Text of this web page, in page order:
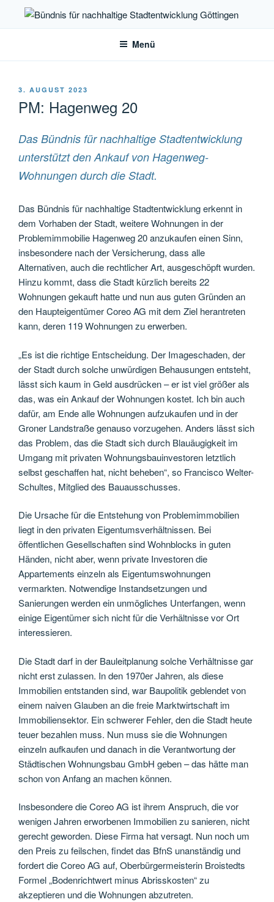
Bündnis für nachhaltige
Stadtentwicklung Göttingen
Menü
VERÖFFENTLICHT
3. AUGUST 2023
PM: Hagenweg 20
Das Bündnis für nachhaltige Stadtentwicklung
unterstützt den Ankauf von Hagenweg-
Wohnungen durch die Stadt.
Das Bündnis für nachhaltige Stadtentwicklung erkennt in
dem Vorhaben der Stadt, weitere Wohnungen in der
Problemimmobilie Hagenweg 20 anzukaufen einen Sinn,
insbesondere nach der Versicherung, dass alle
Alternativen, auch die rechtlicher Art, ausgeschöpft wurden.
Hinzu kommt, dass die Stadt kürzlich bereits 22
Wohnungen gekauft hatte und nun aus guten Gründen an
den Haupteigentümer Coreo AG mit dem Ziel herantreten
kann, deren 119 Wohnungen zu erwerben.
„Es ist die richtige Entscheidung. Der Imageschaden, der
der Stadt durch solche unwürdigen Behausungen entsteht,
lässt sich kaum in Geld ausdrücken – er ist viel größer als
das, was ein Ankauf der Wohnungen kostet. Ich bin auch
dafür, am Ende alle Wohnungen aufzukaufen und in der
Groner Landstraße genauso vorzugehen. Anders lässt sich
das Problem, das die Stadt sich durch Blauäugigkeit im
Umgang mit privaten Wohnungsbauinvestoren letztlich
selbst geschaffen hat, nicht beheben“, so Francisco Welter-
Schultes, Mitglied des Bauausschusses.
Die Ursache für die Entstehung von Problemimmobilien
liegt in den privaten Eigentumsverhältnissen. Bei
öffentlichen Gesellschaften sind Wohnblocks in guten
Händen, nicht aber, wenn private Investoren die
Appartements einzeln als Eigentumswohnungen
vermarkten. Notwendige Instandsetzungen und
Sanierungen werden ein unmögliches Unterfangen, wenn
einige Eigentümer sich nicht für die Verhältnisse vor Ort
interessieren.
Die Stadt darf in der Bauleitplanung solche Verhältnisse gar
nicht erst zulassen. In den 1970er Jahren, als diese
Immobilien entstanden sind, war Baupolitik geblendet von
einem naiven Glauben an die freie Marktwirtschaft im
Immobiliensektor. Ein schwerer Fehler, den die Stadt heute
teuer bezahlen muss. Nun muss sie die Wohnungen
einzeln aufkaufen und danach in die Verantwortung der
Städtischen Wohnungsbau GmbH geben – das hätte man
schon von Anfang an machen können.
Insbesondere die Coreo AG ist ihrem Anspruch, die vor
wenigen Jahren erworbenen Immobilien zu sanieren, nicht
gerecht geworden. Diese Firma hat versagt. Nun noch um
den Preis zu feilschen, findet das BfnS unanständig und
fordert die Coreo AG auf, Oberbürgermeisterin Broistedts
Formel „Bodenrichtwert minus Abrisskosten“ zu
akzeptieren und die Wohnungen abzutreten.